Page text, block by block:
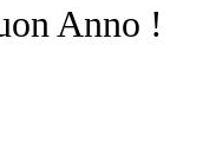
Anno !